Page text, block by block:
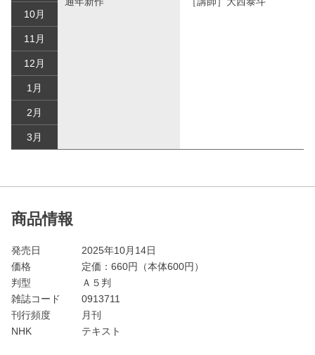
10月
11月
12月
1月
2月
3月
商品情報
発売日
2025年10月14日
価格
定価： 660円（本体600円）
判型
Ａ５判
雑誌コード
0913711
刊行頻度
月刊
NHK
テキスト